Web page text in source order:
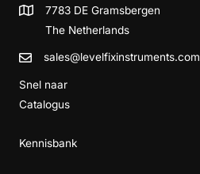
7783 DE Gramsbergen
The Netherlands
sales@levelfixinstruments.com
Snel naar
Catalogus
Kennisbank